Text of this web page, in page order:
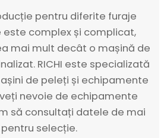
pentru diferite furaje
este complex și complicat,
mai mult decât o mașină de
RICHI este specializată
de peleți și echipamente
nevoie de echipamente
să consultați datele de mai
selecție.